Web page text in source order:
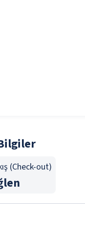
(Check-out)